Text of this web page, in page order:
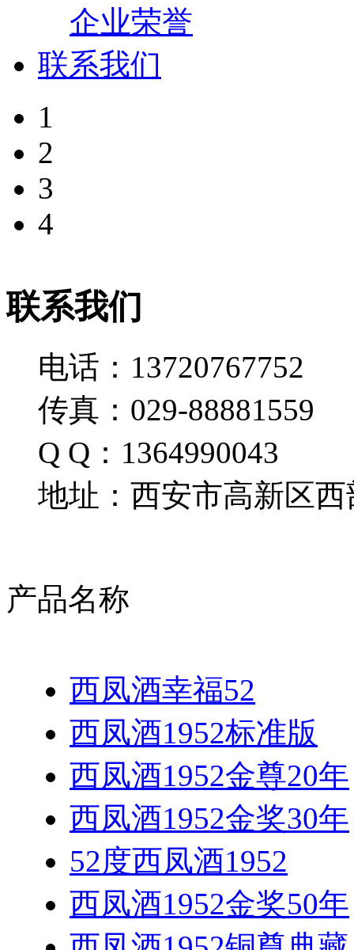
企业荣誉
联系我们
1
2
3
4
联系我们
电话：13720767752
传真：029-88881559
Q Q：1364990043
地址：西安市高新区西
产品名称
西凤酒幸福52
西凤酒1952标准版
西凤酒1952金尊20年
西凤酒1952金奖30年
52度西凤酒1952
西凤酒1952金奖50年